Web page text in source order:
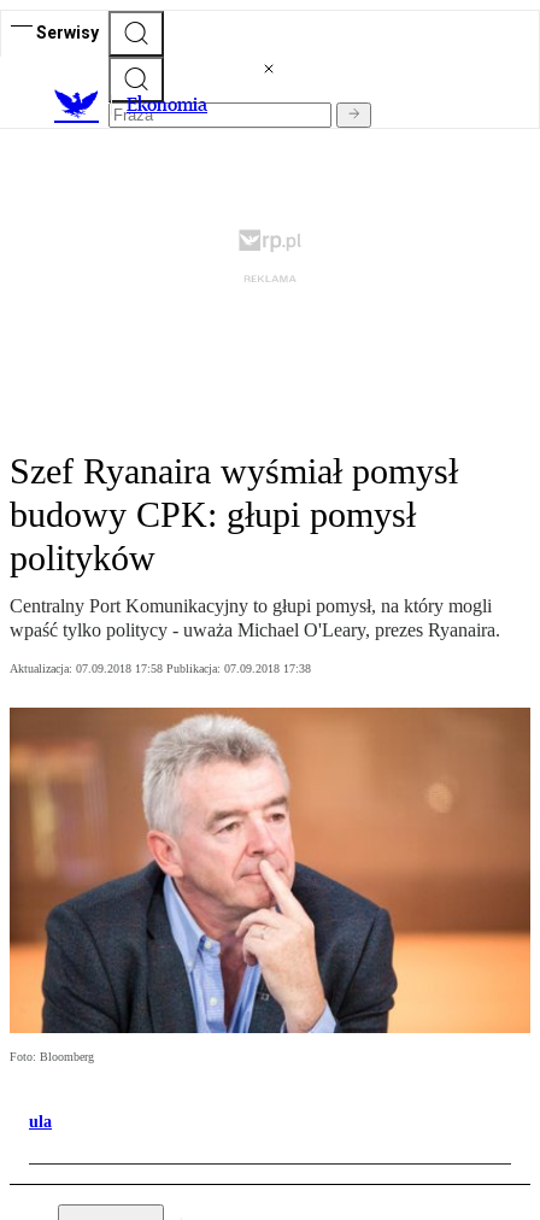
Serwisy
Ekonomia
Szef Ryanaira wyśmiał pomysł
budowy CPK: głupi pomysł
polityków
Centralny Port Komunikacyjny to głupi pomysł, na który mogli
wpaść tylko politycy - uważa Michael O'Leary, prezes Ryanaira.
Aktualizacja: 07.09.2018 17:58 Publikacja: 07.09.2018 17:38
Foto: Bloomberg
ula